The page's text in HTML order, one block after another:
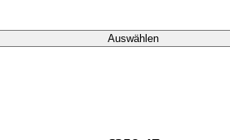
Auswählen